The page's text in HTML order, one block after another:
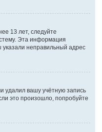
13 лет, следуйте
Эта информация
неправильный адрес
удалил вашу учётную запись
это произошло, попробуйте